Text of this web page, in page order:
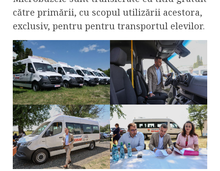
către primării, cu scopul utilizării acestora,
exclusiv, pentru pentru transportul elevilor.